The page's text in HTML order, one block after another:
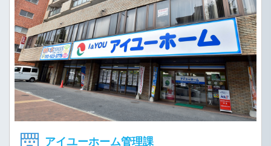
アイユーホーム管理課